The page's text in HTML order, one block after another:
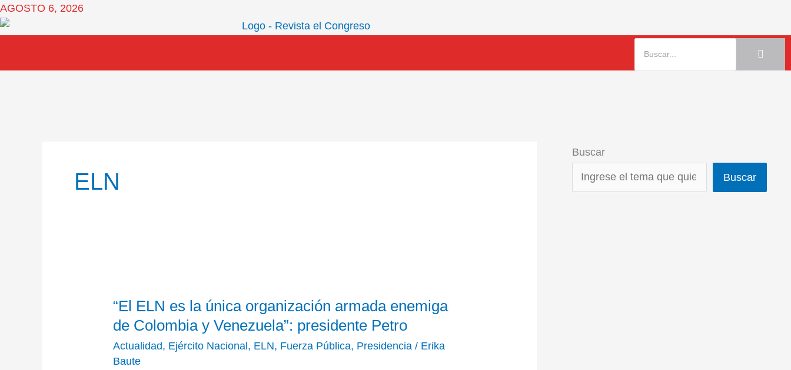
Ir
al
AGOSTO 6, 2026
ELN
“El ELN es la única organización armada enemiga
de Colombia y Venezuela”: presidente Petro
Actualidad, Ejército Nacional , ELN, Fuerza Pública, Presidencia / Erika
Baute
ELN
es
única
Buscar
Buscar